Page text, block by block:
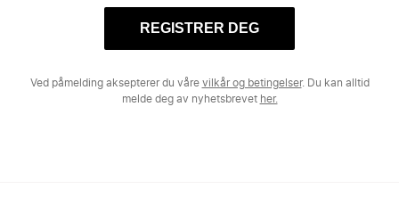
REGISTRER DEG
Ved påmelding aksepterer du våre vilkår og betingelser. Du kan alltid
melde deg av nyhetsbrevet her.